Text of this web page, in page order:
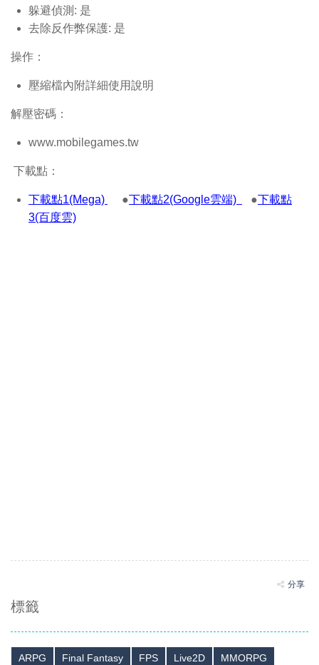
躲避偵測: 是
去除反作弊保護: 是
操作：
壓縮檔內附詳細使用說明
解壓密碼：
www.mobilegames.tw
下載點：
下載點1(Mega) ●下載點2(Google雲端) ●下載點
3(百度雲)
分享
標籤
ARPG Final Fantasy FPS Live2D
MMORPG